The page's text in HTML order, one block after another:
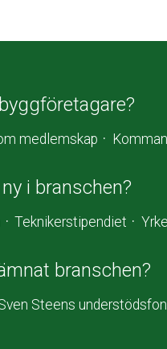
medlemskap
i branschen?
Teknikerstipendiet
branschen?
Steens